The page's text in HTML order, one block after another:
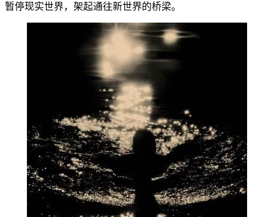
暂停现实世界，架起通往新世界的桥梁。